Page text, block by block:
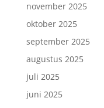
november 2025
oktober 2025
september 2025
augustus 2025
juli 2025
juni 2025